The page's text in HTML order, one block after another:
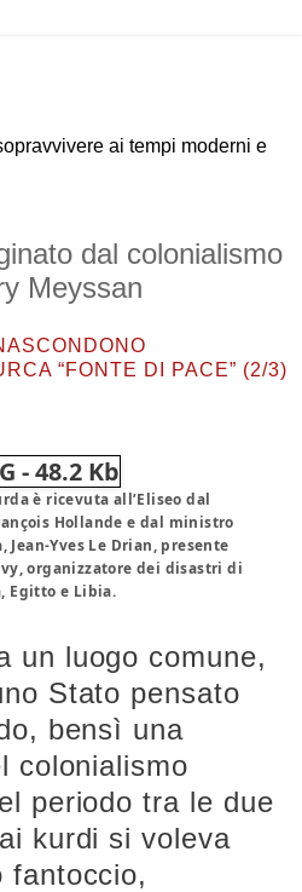
ai tempi moderni e
dal colonialismo
Meyssan
“FONTE DI PACE” (2/3)
è ricevuta all’Eliseo dal
Hollande e dal ministro
Jean-Yves Le Drian, presente
organizzatore dei disastri di
Egitto e Libia.
un luogo comune,
Stato pensato
bensì una
colonialismo
periodo tra le due
kurdi si voleva
fantoccio,